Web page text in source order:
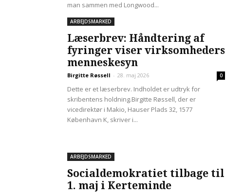
man sammen med Longwood...
ARBEJDSMARKED
Læserbrev: Håndtering af
fyringer viser virksomheders
menneskesyn
Birgitte Røssell - 28. maj 2026 0
Dette er et læserbrev. Indholdet er udtryk for
skribentens holdning.Birgitte Røssell, der er
vicedirektør i Makio, Hauser Plads 32, 1577
København K, skriver i...
ARBEJDSMARKED
Socialdemokratiet tilbage til
1. maj i Kerteminde